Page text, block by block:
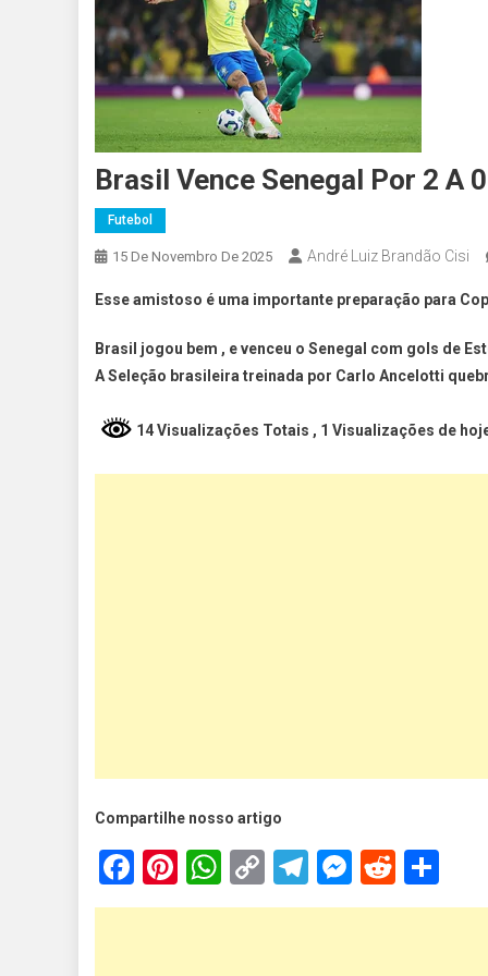
Brasil Vence Senegal Por 2 A
Futebol
15 De Novembro De 2025 André Luiz Brandão Cisi
Esse amistoso é uma importante preparação para
Brasil jogou bem , e venceu o Senegal com gols de
A Seleção brasileira treinada por Carlo Ancelotti
14 Visualizações Totais , 1 Visualizações de
Compartilhe nosso artigo
Facebook
Pinterest
WhatsApp
Copy
Link
TelegramReddit